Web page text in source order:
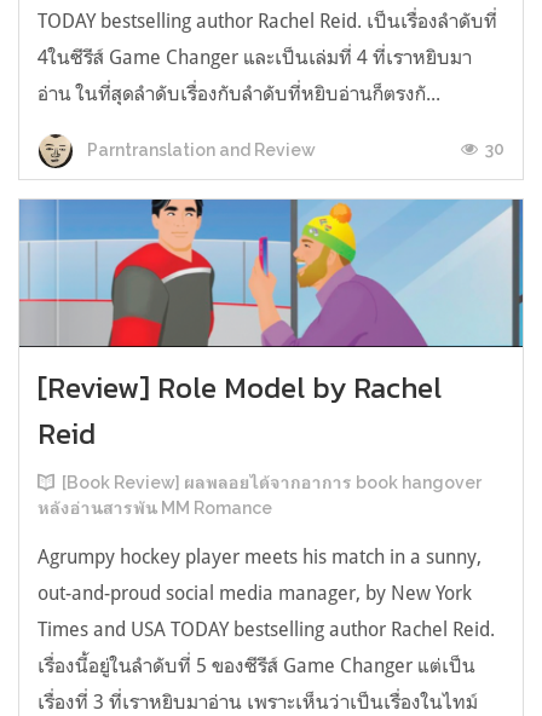
TODAY bestselling author Rachel Reid. เป็นเรื่องลำดับที่
4ในซีรีส์ Game Changer และเป็นเล่มที่ 4 ที่เราหยิบมา
อ่าน ในที่สุดลำดับเรื่องกับลำดับที่หยิบอ่านก็ตรงกั...
Parntranslation and Review 30
[Review] Role Model by Rachel
Reid
[Book Review] ผลพลอยได้จากอาการ book hangover
หลังอ่านสารพัน MM Romance
Agrumpy hockey player meets his match in a sunny,
out-and-proud social media manager, by New York
Times and USA TODAY bestselling author Rachel Reid.
เรื่องนี้อยู่ในลำดับที่ 5 ของซีรีส์ Game Changer แต่เป็น
เรื่องที่ 3 ที่เราหยิบมาอ่าน เพราะเห็นว่าเป็นเรื่องในไทม์